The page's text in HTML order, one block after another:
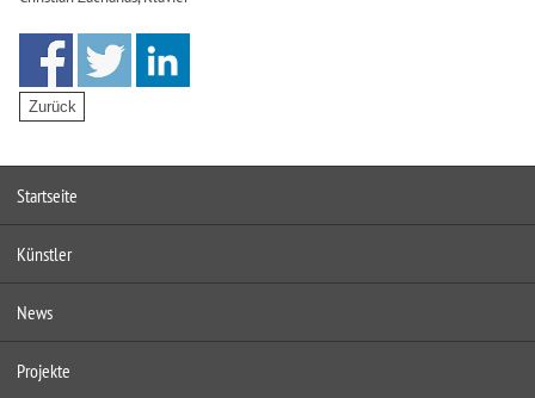
Startseite
Künstler
News
Projekte